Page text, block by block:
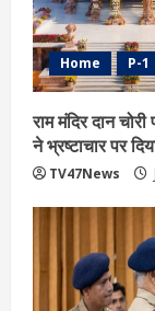
Home P-1
राम मंदिर दान
ने भ्रष्टाचार पर
TV47News